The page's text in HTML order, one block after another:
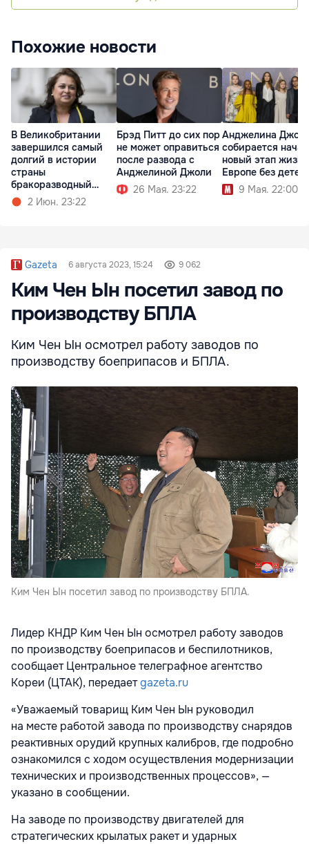
Похожие новости
В Великобритании
завершился самый
долгий в истории
страны
бракоразводный
процесс
2 Июн. 23:22
Брэд Питт до сих пор
не может оправиться
после развода с
Анджелиной Джоли
26 Мая. 23:22
Анджелина
собирается
новый этап
Европе без детей
9 Мая. 22:00
Gazeta 6 августа 2023, 15:24 9 062
Ким Чен Ын посетил завод по
производству БПЛА
Ким Чен Ын осмотрел работу заводов по
производству боеприпасов и БПЛА.
Ким Чен Ын посетил завод по производству БПЛА.
Лидер КНДР Ким Чен Ын осмотрел работу заводов
по производству боеприпасов и беспилотников,
сообщает Центральное телеграфное агентство
Кореи (ЦТАК), передаетgazeta.ru
«Уважаемый товарищ Ким Чен Ын руководил
на месте работой завода по производству снарядов
реактивных орудий крупных калибров, где подробно
ознакомился с ходом осуществления модернизации
технических и производственных процессов», —
указано в сообщении.
На заводе по производству двигателей для
стратегических крылатых ракет и ударных